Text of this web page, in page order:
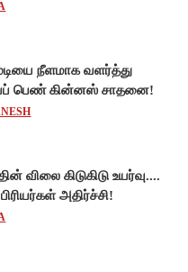
நீளமாக வளர்த்து
பெண் கின்னஸ் சாதனை!
விலை கிடுகிடு உயர்வு....
அதிர்ச்சி!